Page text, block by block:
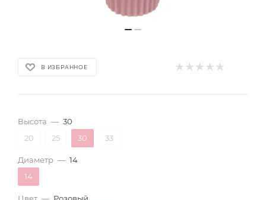
В ИЗБРАННОЕ
Высота — 30
20
25 30 33
Диаметр — 14
14